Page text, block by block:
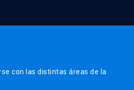
con las distintas áreas de la